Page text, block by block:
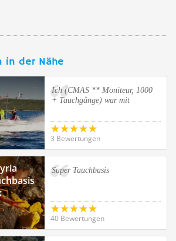
in der Nähe
Ich (CMAS ** Moniteur, 1000
+ Tauchgänge) war mit
3 Bewertungen
Super Tauchbasis
40 Bewertungen